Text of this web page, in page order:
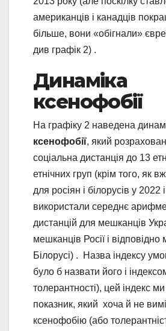
американців і канадців
більше, вони «обігнали»
див графік 2) .
Динаміка
ксенофобії
На графіку 2 наведена
ксенофобії, який
соціальна дистанція до 13
етнічних груп (крім того, як
для росіян і білорусів у 2022
використали середнє
дистанцій для мешканців
мешканців Росії і
Білорусі) . Назва індексу
було б назвати його і
толерантності), цей індекс
показник, який хоча й не
ксенофобію (або